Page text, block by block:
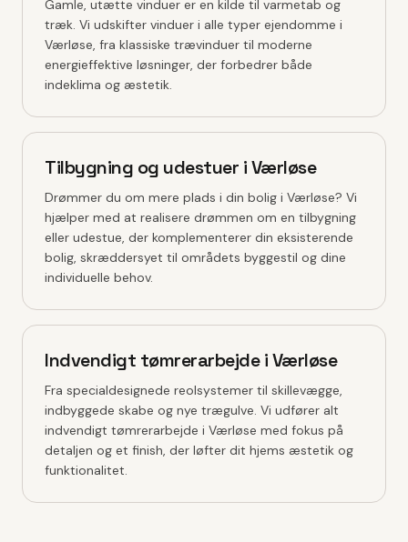
Gamle, utætte vinduer er en kilde til varmetab og
træk. Vi udskifter vinduer i alle typer ejendomme i
Værløse, fra klassiske trævinduer til moderne
energieffektive løsninger, der forbedrer både
indeklima og æstetik.
Tilbygning og udestuer i Værløse
Drømmer du om mere plads i din bolig i Værløse? Vi
hjælper med at realisere drømmen om en tilbygning
eller udestue, der komplementerer din eksisterende
bolig, skræddersyet til områdets byggestil og dine
individuelle behov.
Indvendigt tømrerarbejde i Værløse
Fra specialdesignede reolsystemer til skillevægge,
indbyggede skabe og nye trægulve. Vi udfører alt
indvendigt tømrerarbejde i Værløse med fokus på
detaljen og et finish, der løfter dit hjems æstetik og
funktionalitet.